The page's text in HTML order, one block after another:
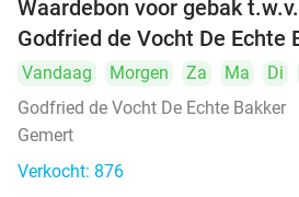
Waardebon voor gebak
Godfried de Vocht De Echte
Vandaag Morgen Za Ma Di
Godfried de Vocht De Echte Bakker
Gemert
Verkocht: 876